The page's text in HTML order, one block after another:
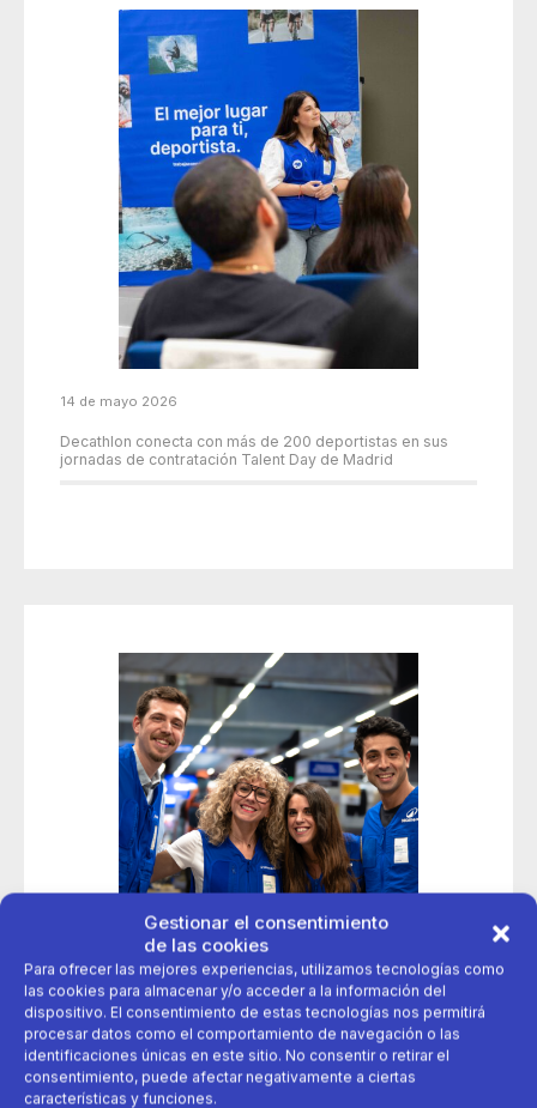
Gestionar el consentimiento
de las cookies
Para ofrecer las mejores experiencias, utilizamos tecnologías como
las cookies para almacenar y/o acceder a la información del
dispositivo. El consentimiento de estas tecnologías nos permitirá
procesar datos como el comportamiento de navegación o las
identificaciones únicas en este sitio. No consentir o retirar el
consentimiento, puede afectar negativamente a ciertas
características y funciones.
14 de mayo 2026
Decathlon conecta con más de 200 deportistas en sus
jornadas de contratación Talent Day de Madrid
12 de mayo 2026
Decathlon lanza su campaña de contratación de verano
con más de 2000 vacantes disponibles en España